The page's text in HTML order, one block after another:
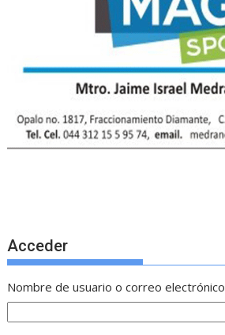
Acceder
Nombre de usuario o correo electrónico